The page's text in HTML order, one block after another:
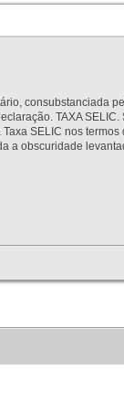
consubstanciada
TAXA
SELIC nos termos
a obscuridade